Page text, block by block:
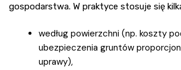
gospodarstwa. W praktyce stosuje się
według powierzchni (np. koszty
ubezpieczenia gruntów
uprawy),